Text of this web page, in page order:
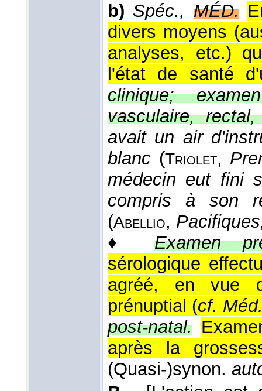
b) Spéc., MÉD.
divers moyens
analyses, etc.)
l'état de santé
clinique;
vasculaire, rectal,
avait un air
blanc (Triolet,
médecin eut fini
compris à son
(Abellio,
♦Examen
sérologique
agréé, en vue
prénuptial (cf.
post-natal.
après la
(Quasi-)synon.